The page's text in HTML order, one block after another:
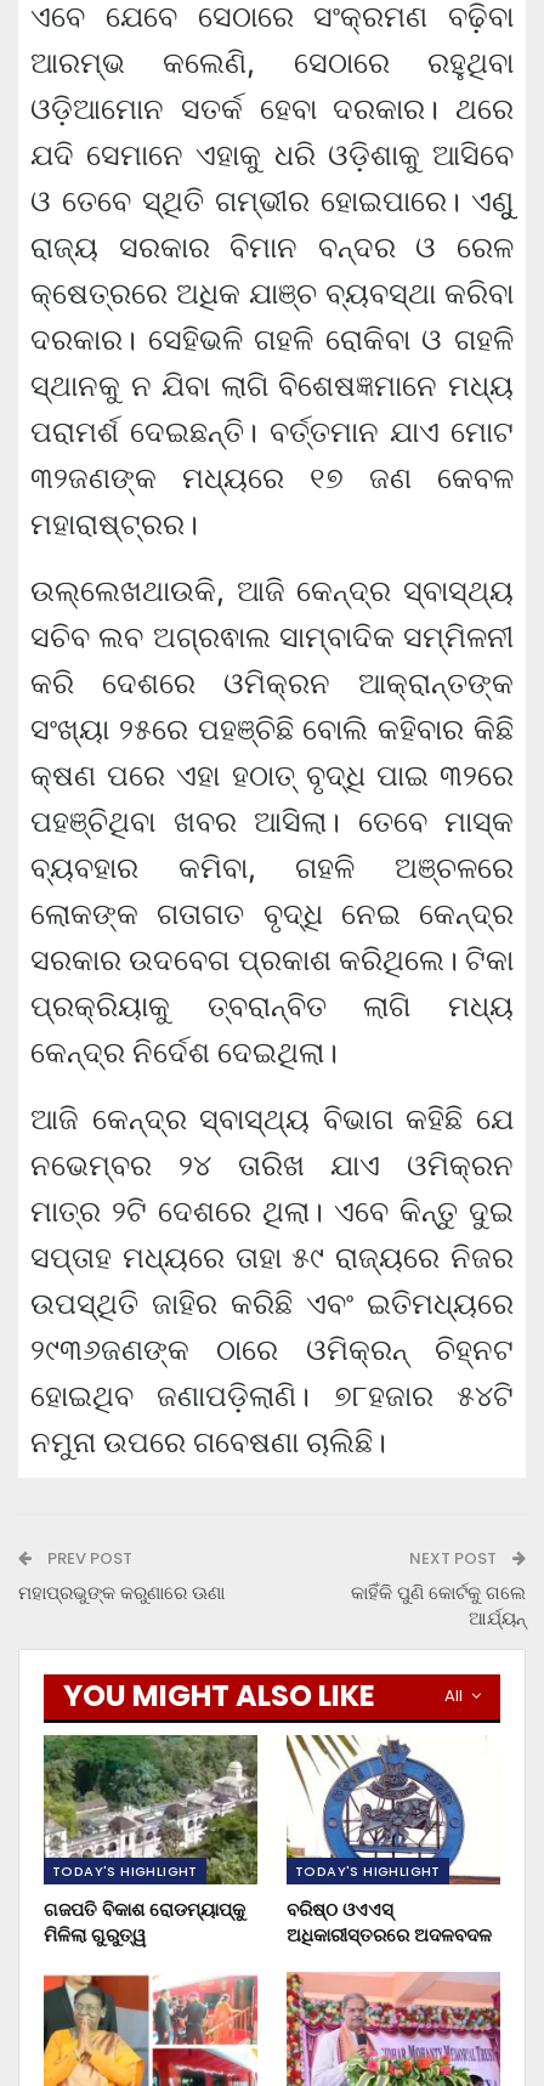
ଏବେ ଯେବେ ସେଠାରେ ସଂକ୍ରମଣ ବଢ଼ିବା
ଆରମ୍ଭ କଲେଣି, ସେଠାରେ ରହୁଥିବା
ଓଡ଼ିଆମାେନ ସତର୍କ ହେବା ଦରକାର। ଥରେ
ଯଦି ସେମାନେ ଏହାକୁ ଧରି ଓଡ଼ିଶାକୁ ଆସିବେ
ଓ ତେବେ ସ୍ଥିତି ଗମ୍ଭୀର ହୋଇପାରେ। ଏଣୁୁ
ରାଜ୍ୟ ସରକାର ବିମାନ ବନ୍ଦର ଓ ରେଳ
କ୍ଷେତ୍ରରେ ଅଧିକ ଯାଞ୍ଚ ବ୍ୟବସ୍ଥା କରିବା
ଦରକାର। ସେହିଭଳି ଗହଳି ରୋକିବା ଓ ଗହଳି
ସ୍ଥାନକୁ ନ ଯିବା ଲାଗି ବିଶେଷଜ୍ଞମାନେ ମଧ୍ୟ
ପରାମର୍ଶ ଦେଇଛନ୍ତି। ବର୍ତ୍ତମାନ ଯାଏ ମୋଟ
୩୨ଜଣଙ୍କ ମଧ୍ୟରେ ୧୭ ଜଣ କେବଳ
ମହାରାଷ୍ଟ୍ରର।
ଉଲ୍ଲେଖଥାଉକି, ଆଜି କେନ୍ଦ୍ର ସ୍ବାସ୍ଥ୍ୟ
ସଚିବ ଲବ ଅଗ୍ରଵାଲ ସାମ୍ବାଦିକ ସମ୍ମିଳନୀ
କରି ଦେଶରେ ଓମିକ୍ରନ ଆକ୍ରାନ୍ତଙ୍କ
ସଂଖ୍ୟା ୨୫ରେ ପହଞ୍ଚିଛି ବୋଲି କହିବାର କିଛି
କ୍ଷଣ ପରେ ଏହା ହଠାତ୍ ବୃଦ୍ଧି ପାଇ ୩୨ରେ
ପହଞ୍ଚିଥିବା ଖବର ଆସିଲା। ତେବେ ମାସ୍କ
ବ୍ୟବହାର କମିବା, ଗହଳି ଅଞ୍ଚଳରେ
ଲୋକଙ୍କ ଗତାଗତ ବୃଦ୍ଧି ନେଇ କେନ୍ଦ୍ର
ସରକାର ଉଦବେଗ ପ୍ରକାଶ କରିଥିଲେ। ଟିକା
ପ୍ରକ୍ରିୟାକୁ ତ୍ବରାନ୍ବିତ ଲାଗି ମଧ୍ୟ
କେନ୍ଦ୍ର ନିର୍ଦେଶ ଦେଇଥିଲା।
ଆଜି କେନ୍ଦ୍ର ସ୍ବାସ୍ଥ୍ୟ ବିଭାଗ କହିଛି ଯେ
ନଭେମ୍ବର ୨୪ ତାରିଖ ଯାଏ ଓମିକ୍ରନ
ମାତ୍ର ୨ଟି ଦେଶରେ ଥିଲା। ଏବେ କିନ୍ତୁ ଦୁଇ
ସପ୍ତାହ ମଧ୍ୟରେ ତାହା ୫୯ ରାଜ୍ୟରେ ନିଜର
ଉପସ୍ଥିତି ଜାହିର କରିଛି ଏବଂ ଇତିମଧ୍ୟରେ
୨୯୩୬ଜଣଙ୍କ ଠାରେ ଓମିକ୍ରନ୍ ଚିହ୍ନଟ
ହୋଇଥିବ ଜଣାପଡ଼ିଲାଣି। ୭୮ହଜାର ୫୪ଟି
ନମୁନା ଉପରେ ଗବେଷଣା ଚାଲିଛି।
PREV POST
ମହାପ୍ରଭୁଙ୍କ କରୁଣାରେ ଊଣା
NEXT POST
କାହିଁକି ପୁଣି କୋର୍ଟକୁ ଗଲେ
ଆର୍ଯ୍ୟନ୍
All
YOU MIGHT ALSO LIKE
TODAY'S HIGHLIGHT
ଗଜପତି ବିକାଶ ରୋଡମ୍ୟାପ୍‌କୁ
ମିଳିଲା ଗୁରୁତ୍ୱ
TODAY'S HIGHLIGHT
ବରିଷ୍ଠ ଓଏଏସ୍‌
ଅଧିକାରୀସ୍ତରରେ ଅଦଳବଦଳ